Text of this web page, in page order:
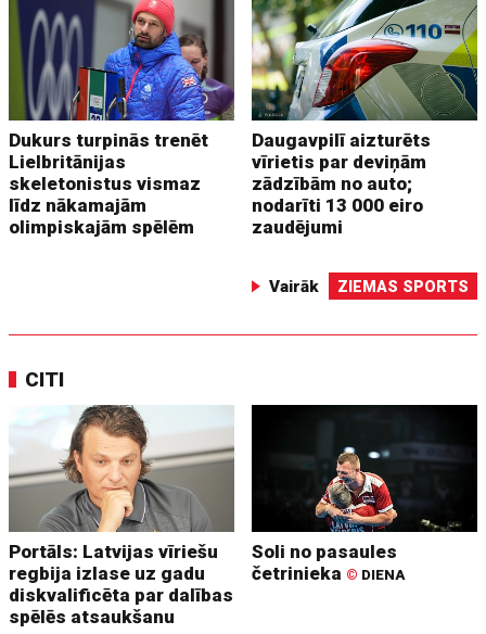
Dukurs turpinās trenēt
Lielbritānijas
skeletonistus vismaz
līdz nākamajām
olimpiskajām spēlēm
Daugavpilī aizturēts
vīrietis par deviņām
zādzībām no auto;
nodarīti 13 000 eiro
zaudējumi
Vairāk ZIEMAS SPORTS
CITI
Portāls: Latvijas vīriešu
regbija izlase uz gadu
diskvalificēta par dalības
spēlēs atsaukšanu
Soli no pasaules
četrinieka © DIENA